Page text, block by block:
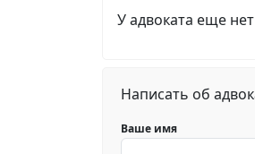
У адвоката еще
Написать об
Ваше имя